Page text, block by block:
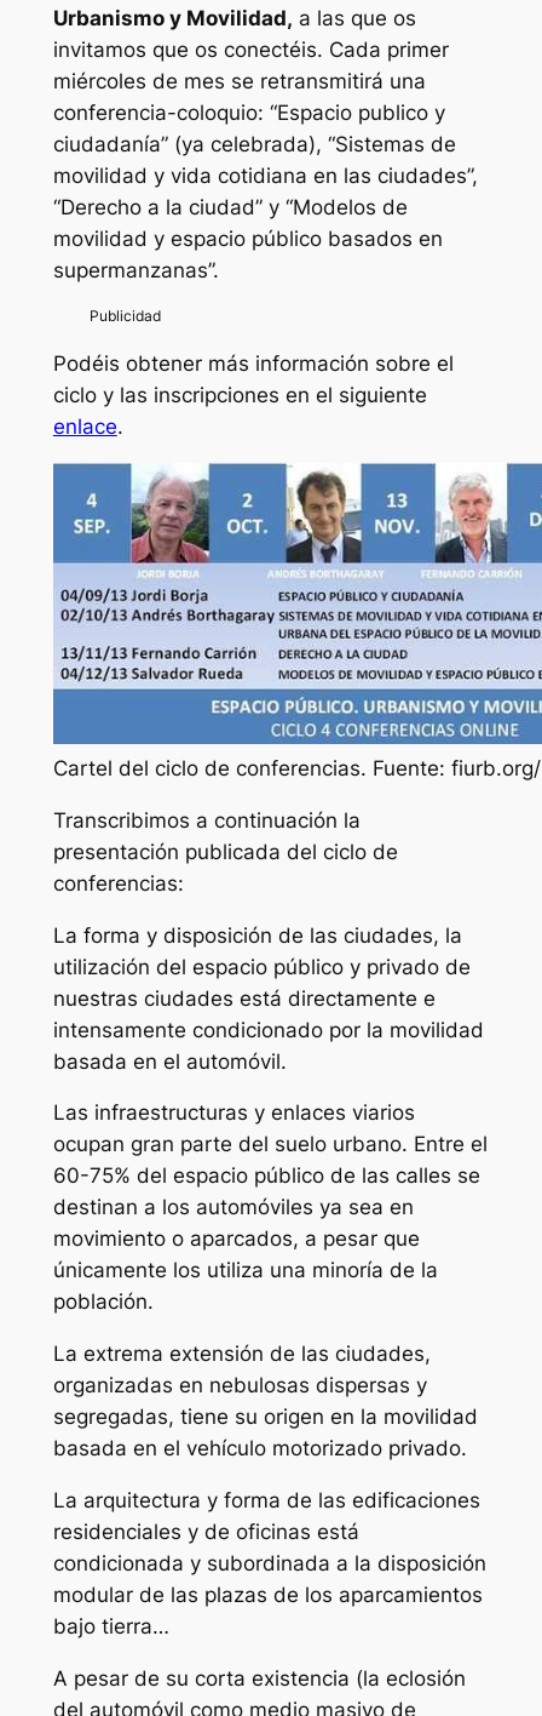
Urbanismo y Movilidad, a las que os
invitamos que os conectéis. Cada primer
miércoles de mes se retransmitirá una
conferencia-coloquio: “Espacio publico y
ciudadanía” (ya celebrada), “Sistemas de
movilidad y vida cotidiana en las ciudades”,
“Derecho a la ciudad” y “Modelos de
movilidad y espacio público basados en
supermanzanas”.
Podéis obtener más información sobre el
ciclo y las inscripciones en el siguiente
enlace.
Cartel del ciclo de conferencias. Fuente: fiurb.org/
Transcribimos a continuación la
presentación publicada del ciclo de
conferencias:
La forma y disposición de las ciudades, la
utilización del espacio público y privado de
nuestras ciudades está directamente e
intensamente condicionado por la movilidad
basada en el automóvil.
Las infraestructuras y enlaces viarios
ocupan gran parte del suelo urbano. Entre el
60-75% del espacio público de las calles se
destinan a los automóviles ya sea en
movimiento o aparcados, a pesar que
únicamente los utiliza una minoría de la
población.
La extrema extensión de las ciudades,
organizadas en nebulosas dispersas y
segregadas, tiene su origen en la movilidad
basada en el vehículo motorizado privado.
La arquitectura y forma de las edificaciones
residenciales y de oficinas está
condicionada y subordinada a la disposición
modular de las plazas de los aparcamientos
bajo tierra…
A pesar de su corta existencia (la eclosión
del automóvil como medio masivo de